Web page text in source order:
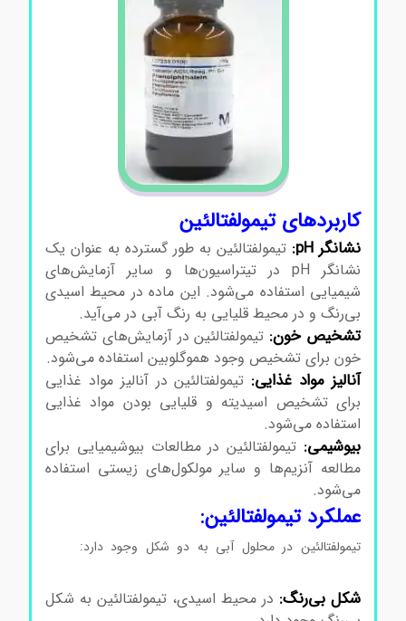
کاربردهای تیمولفتالئین
نشانگر pH:
تیمولفتالئین به طور گسترده به عنوان یک
نشانگر pH در تیتراسیون‌ها و سایر آزمایش‌های
شیمیایی استفاده می‌شود. این ماده در محیط اسیدی
بی‌رنگ و در محیط قلیایی به رنگ آبی در می‌آید.
تشخیص خون:تیمولفتالئین در آزمایش‌های تشخیص
خون برای تشخیص وجود هموگلوبین استفاده می‌شود.
آنالیز مواد غذایی:تیمولفتالئین در آنالیز مواد غذایی
برای تشخیص اسیدیته و قلیایی بودن مواد غذایی
استفاده می‌شود.خرید تیمولفتالئین
بیوشیمی:تیمولفتالئین در مطالعات بیوشیمیایی برای
مطالعه آنزیم‌ها و سایر مولکول‌های زیستی استفاده
می‌شود.
عملکرد تیمولفتالئین:
تیمولفتالئین در محلول آبی به دو شکل وجود دارد:خرید
شکل بی‌رنگ:در محیط اسیدی، تیمولفتالئین به شکل